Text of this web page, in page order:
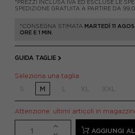
*PREZZI INCLUSA IVA ED ESCLUSE LE
SPEDIZIONE GRATUITA A PARTIRE DA
*CONSEGNA STIMATA MARTEDÌ 11
ORE E 1 MIN.
GUIDA TAGLIE
Seleziona una taglia
M
Attenzione: ultimi articoli in
AGGIUNGI